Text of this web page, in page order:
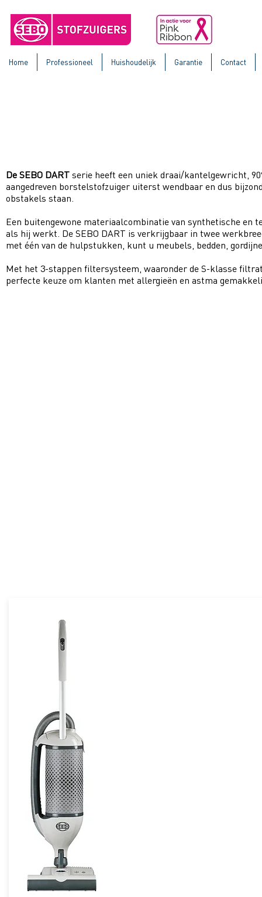
Home Professioneel Huishoudelijk Garantie Contact
De SEBO DART serie heeft een uniek draai/kantelgewricht,
aangedreven borstelstofzuiger uiterst wendbaar en dus
obstakels staan.
Een buitengewone materiaalcombinatie van synthetische en
als hij werkt. De SEBO DART is verkrijgbaar in twee
met één van de hulpstukken, kunt u meubels, bedden,
Met het 3-stappen filtersysteem, waaronder de S-klasse
perfecte keuze om klanten met allergieën en astma